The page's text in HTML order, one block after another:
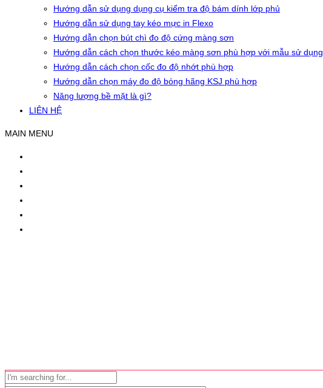
Hướng dẫn sử dụng dụng cụ kiểm tra độ bám dính lớp phủ
Hướng dẫn sử dụng tay kéo mực in Flexo
Hướng dẫn chọn bút chì đo độ cứng màng sơn
Hướng dẫn cách chọn thước kéo màng sơn phù hợp với mẫu sử dụng
Hướng dẫn cách chọn cốc đo độ nhớt phù hợp
Hướng dẫn chọn máy đo độ bóng hãng KSJ phù hợp
Năng lượng bề mặt là gì?
LIÊN HỆ
MAIN MENU